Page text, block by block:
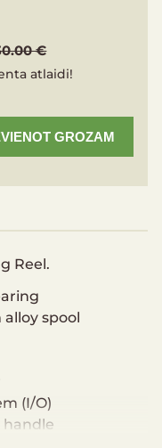
€
atlaidi!
GROZAM
Reel.
spool
(I/O)